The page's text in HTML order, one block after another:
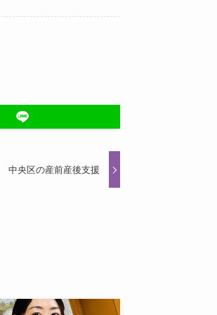
中央区の産前産後支援